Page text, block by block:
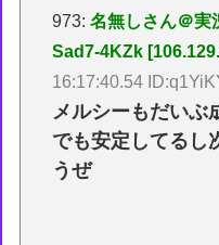
973:名無しさん＠実
Sad7-4KZk
16:17:40.54
メルシーもだいぶ
でも安定してるし
うぜ